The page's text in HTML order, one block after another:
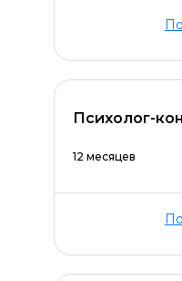
Психолог-
12 месяцев